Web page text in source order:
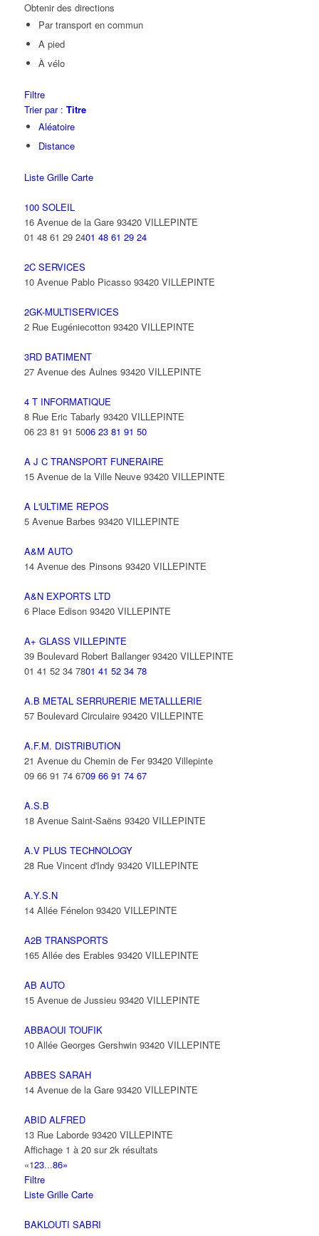
Obtenir des directions
Par transport en commun
A pied
À vélo
Filtre
Trier par : Titre
Aléatoire
Distance
Liste Grille Carte
100 SOLEIL
16 Avenue de la Gare 93420 VILLEPINTE
01 48 61 29 2401 48 61 29 24
2C SERVICES
10 Avenue Pablo Picasso 93420 VILLEPINTE
2GK-MULTISERVICES
2 Rue Eugéniecotton 93420 VILLEPINTE
3RD BATIMENT
27 Avenue des Aulnes 93420 VILLEPINTE
4 T INFORMATIQUE
8 Rue Eric Tabarly 93420 VILLEPINTE
06 23 81 91 5006 23 81 91 50
A J C TRANSPORT FUNERAIRE
15 Avenue de la Ville Neuve 93420 VILLEPINTE
A L'ULTIME REPOS
5 Avenue Barbes 93420 VILLEPINTE
A&M AUTO
14 Avenue des Pinsons 93420 VILLEPINTE
A&N EXPORTS LTD
6 Place Edison 93420 VILLEPINTE
A+ GLASS VILLEPINTE
39 Boulevard Robert Ballanger 93420 VILLEPINTE
01 41 52 34 7801 41 52 34 78
A.B METAL SERRURERIE METALLLERIE
57 Boulevard Circulaire 93420 VILLEPINTE
A.F.M. DISTRIBUTION
21 Avenue du Chemin de Fer 93420 Villepinte
09 66 91 74 6709 66 91 74 67
A.S.B
18 Avenue Saint-Saëns 93420 VILLEPINTE
A.V PLUS TECHNOLOGY
28 Rue Vincent d'Indy 93420 VILLEPINTE
A.Y.S.N
14 Allée Fénelon 93420 VILLEPINTE
A2B TRANSPORTS
165 Allée des Erables 93420 VILLEPINTE
AB AUTO
15 Avenue de Jussieu 93420 VILLEPINTE
ABBAOUI TOUFIK
10 Allée Georges Gershwin 93420 VILLEPINTE
ABBES SARAH
14 Avenue de la Gare 93420 VILLEPINTE
ABID ALFRED
13 Rue Laborde 93420 VILLEPINTE
Affichage 1 à 20 sur 2k résultats
«123...86»
Filtre
Liste Grille Carte
BAKLOUTI SABRI